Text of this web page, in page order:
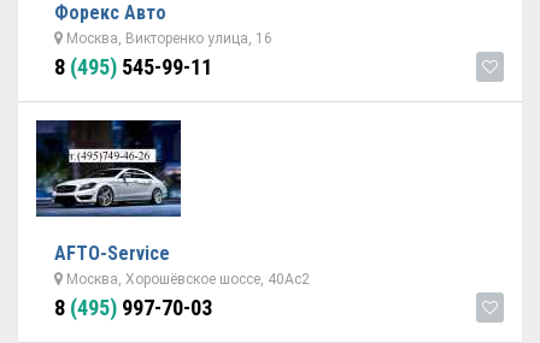
Форекс Авто
Москва, Викторенко улица, 16
8 (495) 545-99-11
AFTO-Service
Москва, Хорошёвское шоссе, 40Ас2
8 (495) 997-70-03